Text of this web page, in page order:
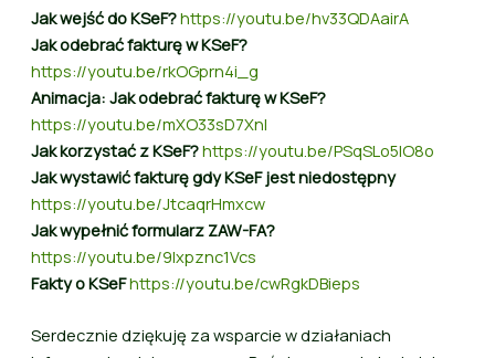
Jak wejść do KSeF?https://youtu.be/hv33QDAairA
Jak odebrać fakturę w KSeF?
https://youtu.be/rkOGprn4i_g
Animacja: Jak odebrać fakturę w KSeF?
https://youtu.be/mXO33sD7XnI
Jak korzystać z KSeF?https://youtu.be/PSqSLo5lO8o
Jak wystawić fakturę gdy KSeF jest niedostępny
https://youtu.be/JtcaqrHmxcw
Jak wypełnić formularz ZAW-FA?
https://youtu.be/9lxpznc1Vcs
Fakty o KSeFhttps://youtu.be/cwRgkDBieps
Serdecznie dziękuję za wsparcie w działaniach